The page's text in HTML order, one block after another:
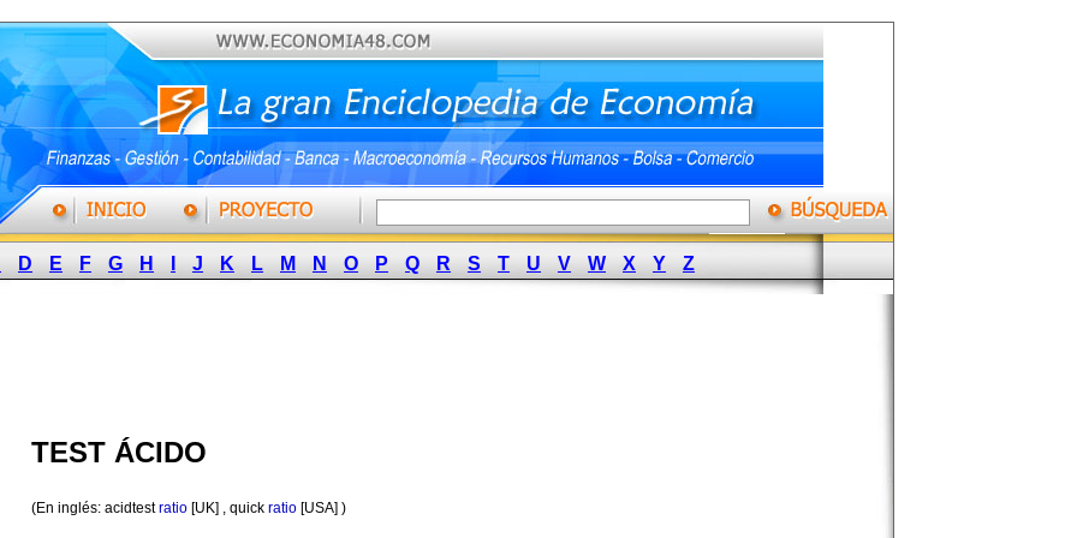
D E F G H J K L M N O P Q R S T U V W X Y Z
TEST ÁCIDO
(En inglés: acidtestratio [UK] , quick ratio [USA] )